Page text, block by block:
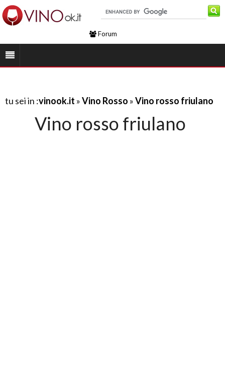
Forum
tu sei in :vinook.it »Vino Rosso »Vino rosso friulano
Vino rosso friulano